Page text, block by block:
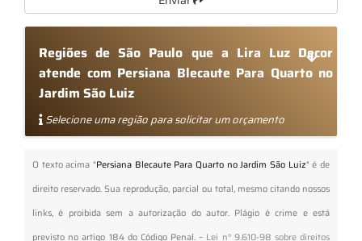
Regiões de São Paulo que a Lira Luz Decor
atende com Persiana Blecaute Para Quarto no
Jardim São Luiz
Selecione uma região para solicitar um orçamento
O texto acima "Persiana Blecaute Para Quarto no Jardim São Luiz" é de
direito reservado. Sua reprodução, parcial ou total, mesmo citando nossos
links, é proibida sem a autorização do autor. Plágio é crime e está
previsto no artigo 184 do Código Penal. – Lei n° 9.610-98 sobre direitos